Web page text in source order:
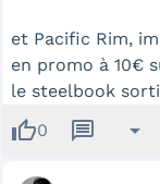
et Pacific Rim,
en promo à 10€
le steelbook
thumb_up0 message arrow_drop_down